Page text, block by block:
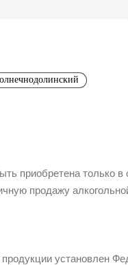
приобретена только в
продажу
установлен